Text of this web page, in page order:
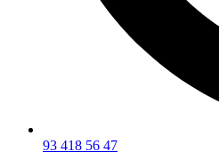
93 418 56 47